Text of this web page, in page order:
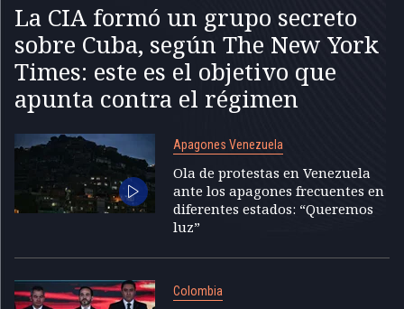
La CIA formó un grupo secreto
sobre Cuba, según The New York
Times: este es el objetivo que
apunta contra el régimen
Apagones Venezuela
Ola de protestas en Venezuela
ante los apagones frecuentes en
diferentes estados: “Queremos
luz”
Colombia